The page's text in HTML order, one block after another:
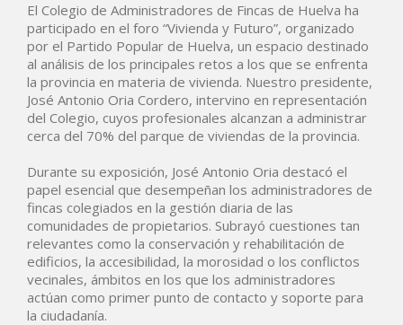
El Colegio de Administradores de Fincas de Huelva ha
participado en el foro “Vivienda y Futuro”, organizado
por el Partido Popular de Huelva, un espacio destinado
al análisis de los principales retos a los que se enfrenta
la provincia en materia de vivienda. Nuestro presidente,
José Antonio Oria Cordero, intervino en representación
del Colegio, cuyos profesionales alcanzan a administrar
cerca del 70% del parque de viviendas de la provincia.
Durante su exposición, José Antonio Oria destacó el
papel esencial que desempeñan los administradores de
fincas colegiados en la gestión diaria de las
comunidades de propietarios. Subrayó cuestiones tan
relevantes como la conservación y rehabilitación de
edificios, la accesibilidad, la morosidad o los conflictos
vecinales, ámbitos en los que los administradores
actúan como primer punto de contacto y soporte para
la ciudadanía.